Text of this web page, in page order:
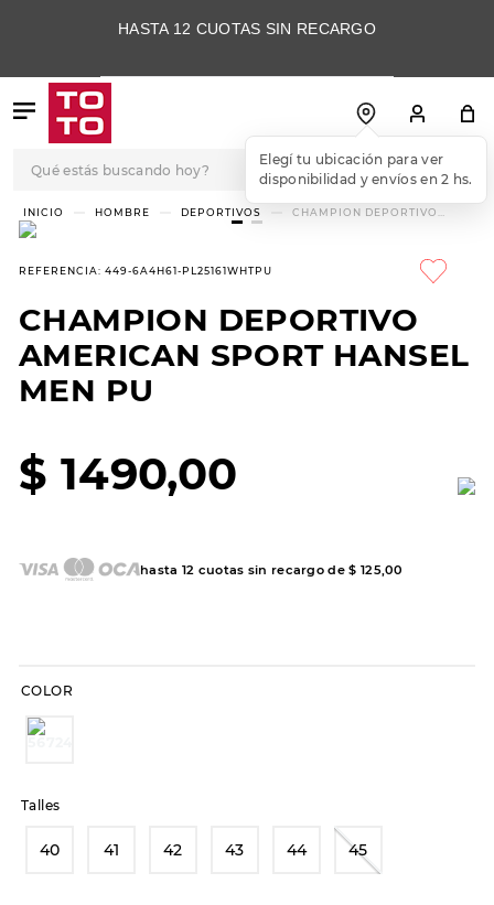
HASTA 12 CUOTAS SIN RECARGO
Elegí tu ubicación para ver
disponibilidad y envíos en 2 hs.
HOMBRE DEPORTIVOS
CHAMPION DEPORTIVO
REFERENCIA: 449-6A4H61-PL25161WHTPU
CHAMPION DEPORTIVO
AMERICAN SPORT HANSEL
MEN PU
$ 1490,00
hasta 12 cuotas sin recargo de$ 125,00
COLOR
Talles
40 41 42 43 44 45
TÉRMINOS MÁS
BUSCADOS
1.
3.
skechers slip-ins
9.
slip-ins